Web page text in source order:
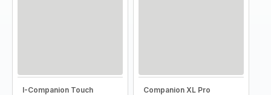
I-Companion Touch Companion XL Pro